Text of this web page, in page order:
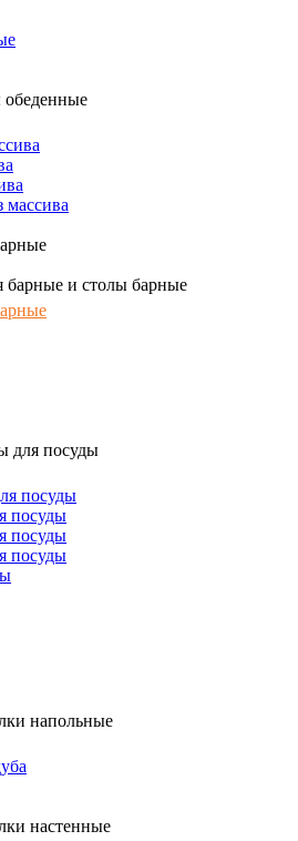
обеденные
массива
барные и столы барные
для посуды
посуды
посуды
посуды
посуды
напольные
настенные